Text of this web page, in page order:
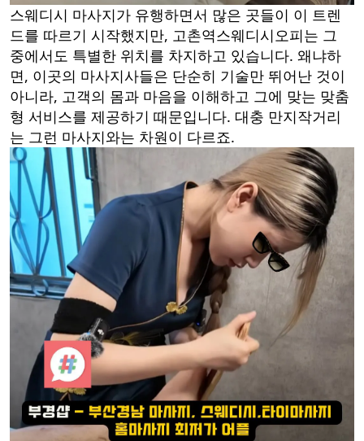
스웨디시 마사지가 유행하면서 많은 곳들이 이 트렌
드를 따르기 시작했지만, 고촌역스웨디시오피는 그
중에서도 특별한 위치를 차지하고 있습니다. 왜냐하
면, 이곳의 마사지사들은 단순히 기술만 뛰어난 것이
아니라, 고객의 몸과 마음을 이해하고 그에 맞는 맞춤
형 서비스를 제공하기 때문입니다. 대충 만지작거리
는 그런 마사지와는 차원이 다르죠.